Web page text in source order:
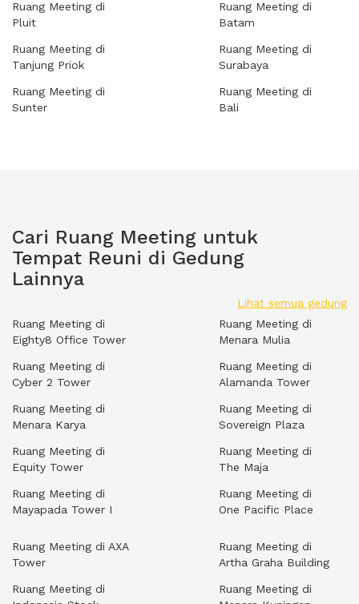
Ruang Meeting di
Pluit
Ruang Meeting di
Tanjung Priok
Ruang Meeting di
Sunter
Ruang Meeting di
Batam
Ruang Meeting di
Surabaya
Ruang Meeting di
Bali
Cari Ruang Meeting untuk
Tempat Reuni di Gedung
Lainnya
Lihat semua gedung
Ruang Meeting di
Eighty8 Office Tower
Ruang Meeting di
Cyber 2 Tower
Ruang Meeting di
Menara Karya
Ruang Meeting di
Equity Tower
Ruang Meeting di
Mayapada Tower I
Ruang Meeting di
Menara Mulia
Ruang Meeting di
Alamanda Tower
Ruang Meeting di
Sovereign Plaza
Ruang Meeting di
The Maja
Ruang Meeting di
One Pacific Place
Ruang Meeting di AXA
Tower
Ruang Meeting di
Ruang Meeting di
Artha Graha Building
Ruang Meeting di